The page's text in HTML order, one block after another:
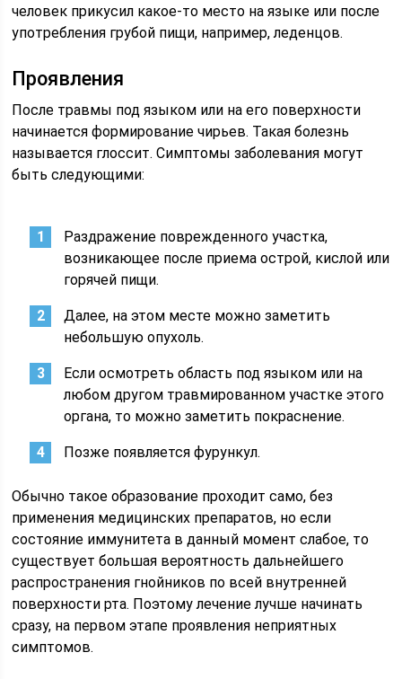
человек прикусил какое-то место на языке или после
употребления грубой пищи, например, леденцов.
Проявления
После травмы под языком или на его поверхности
начинается формирование чирьев. Такая болезнь
называется глоссит. Симптомы заболевания могут
быть следующими:
Раздражение поврежденного участка,
возникающее после приема острой, кислой или
горячей пищи.
Далее, на этом месте можно заметить
небольшую опухоль.
Если осмотреть область под языком или на
любом другом травмированном участке этого
органа, то можно заметить покраснение.
Позже появляется фурункул.
Обычно такое образование проходит само, без
применения медицинских препаратов, но если
состояние иммунитета в данный момент слабое, то
существует большая вероятность дальнейшего
распространения гнойников по всей внутренней
поверхности рта. Поэтому лечение лучше начинать
сразу, на первом этапе проявления неприятных
симптомов.